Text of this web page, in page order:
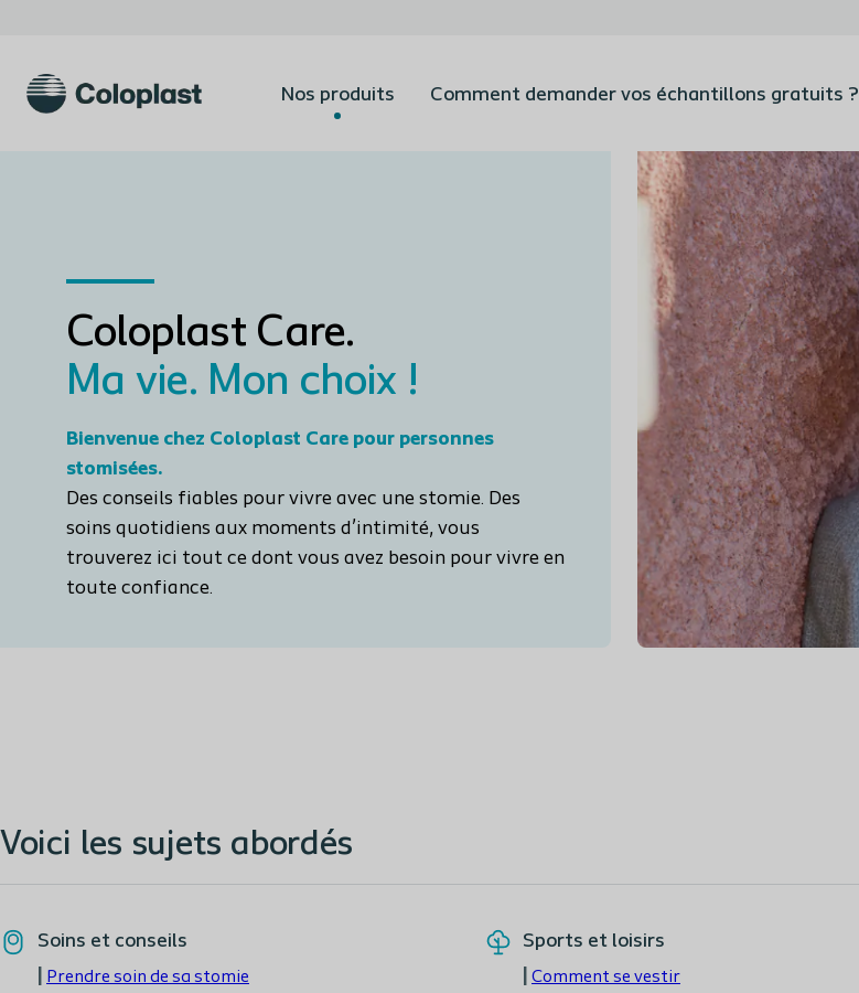
Nos produits Comment demander vos échantillons gratuits ?
Coloplast Care.
Ma vie. Mon choix !
Bienvenue chez Coloplast Care pour personnes
stomisées.
Des conseils fiables pour vivre avec une stomie. Des
soins quotidiens aux moments d’intimité, vous
trouverez ici tout ce dont vous avez besoin pour vivre en
toute confiance.
Voici les sujets abordés
Soins et conseils
Prendre soin de sa stomie
Sports et loisirs
Comment se vestir